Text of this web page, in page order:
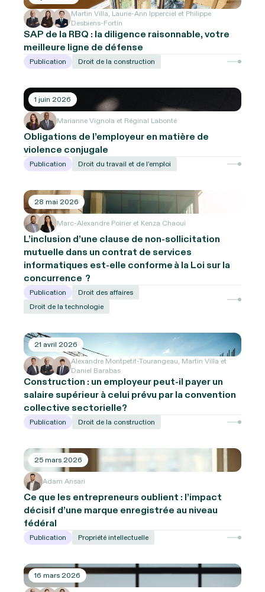
Martin Villa, Laurie-Ann Ipperciel et Philippe
Desbiens-Fortin
SAP de la RBQ : la diligence raisonnable, votre
meilleure ligne de défense
Publication Droit de la construction
1 juin 2026
Marianne Vignola et Réginal Labonté
Obligations de l’employeur en matière de
violence conjugale
Publication Droit du travail et de l’emploi
28 mai 2026
Marc-Alexandre Poirier et Kenza Chaoui
L’inclusion d’une clause de non-sollicitation
mutuelle dans un contrat de services
informatiques est-elle conforme à la Loi sur la
concurrence ?
Publication
Droit des affaires
Droit de la technologie
21 avril 2026
Alexandre Montpetit-Tourangeau, Martin Villa et
Daniel Barabas
Construction : un employeur peut-il payer un
salaire supérieur à celui prévu par la convention
collective sectorielle?
Publication Droit de la construction
25 mars 2026
Adam Ansari
Ce que les entrepreneurs oublient : l’impact
décisif d’une marque enregistrée au niveau
fédéral
Publication Propriété intellectuelle
16 mars 2026